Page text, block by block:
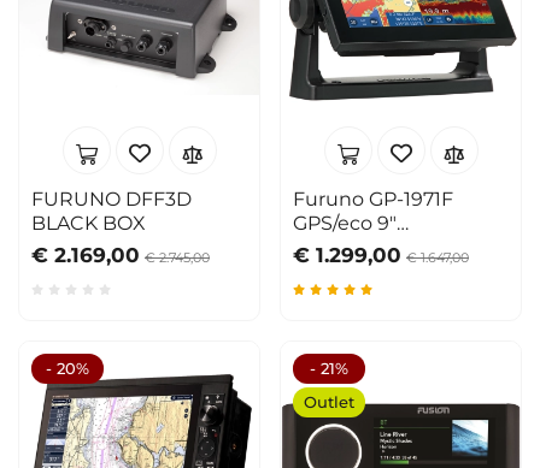
FURUNO DFF3D
BLACK BOX
€ 2.169,00 € 2.745,00
Furuno GP-1971F
GPS/eco 9"
TouchScreen 600/1kw
€ 1.299,00 € 1.647,00
- 20%
- 21%
Outlet